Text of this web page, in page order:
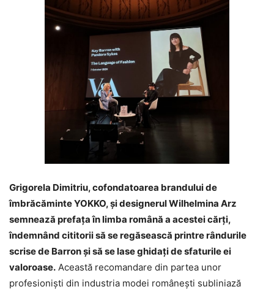
Grigorela Dimitriu, cofondatoarea brandului de
îmbrăcăminte YOKKO, și designerul Wilhelmina Arz
semnează prefața în limba română a acestei cărți,
îndemnând cititorii să se regăsească printre rândurile
scrise de Barron și să se lase ghidați de sfaturile ei
valoroase. Această recomandare din partea unor
profesioniști din industria modei românești subliniază